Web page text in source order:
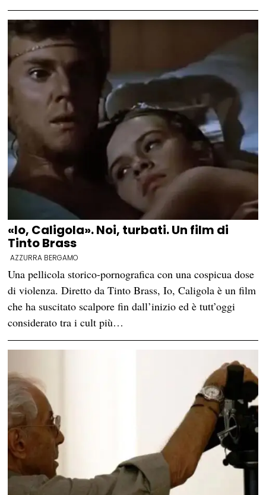
«Io, Caligola». Noi, turbati. Un film di
Tinto Brass
AZZURRA BERGAMO
Una pellicola storico-pornografica con una cospicua dose
di violenza. Diretto da Tinto Brass, Io, Caligola è un film
che ha suscitato scalpore fin dall’inizio ed è tutt’oggi
considerato tra i cult più…